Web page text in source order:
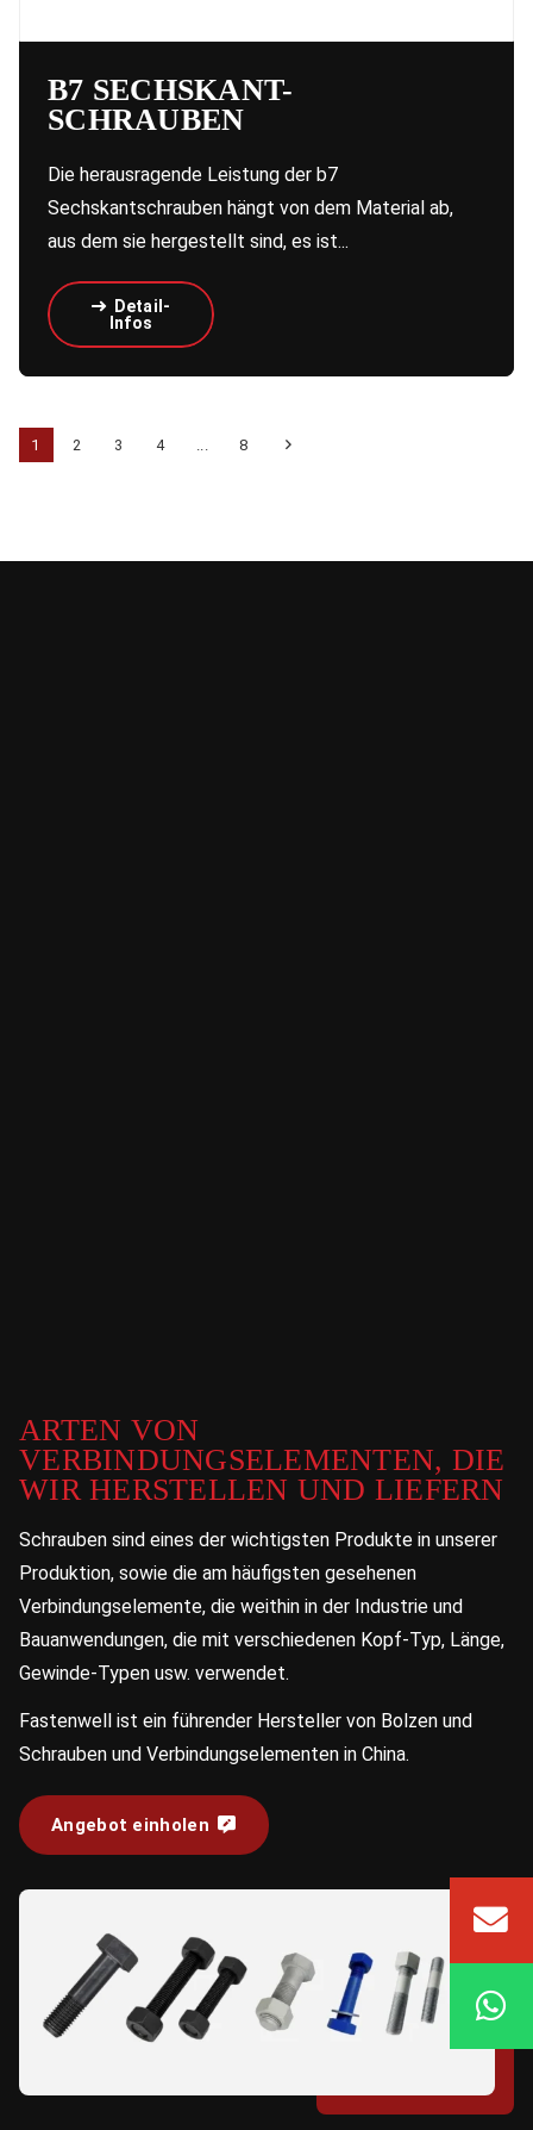
B7 SECHSKANT-
SCHRAUBEN
Die herausragende Leistung der b7
Sechskantschrauben hängt von dem Material ab,
aus dem sie hergestellt sind, es ist...
Detail-
Infos
1 2 3 4 8
ARTEN VON
VERBINDUNGSELEMENTEN, DIE
WIR HERSTELLEN UND LIEFERN
Schrauben sind eines der wichtigsten Produkte in unserer
Produktion, sowie die am häufigsten gesehenen
Verbindungselemente, die weithin in der Industrie und
Bauanwendungen, die mit verschiedenen Kopf-Typ, Länge,
Gewinde-Typen usw. verwendet.
Fastenwell ist ein führender Hersteller von Bolzen und
Schrauben und Verbindungselementen in China.
Angebot einholen